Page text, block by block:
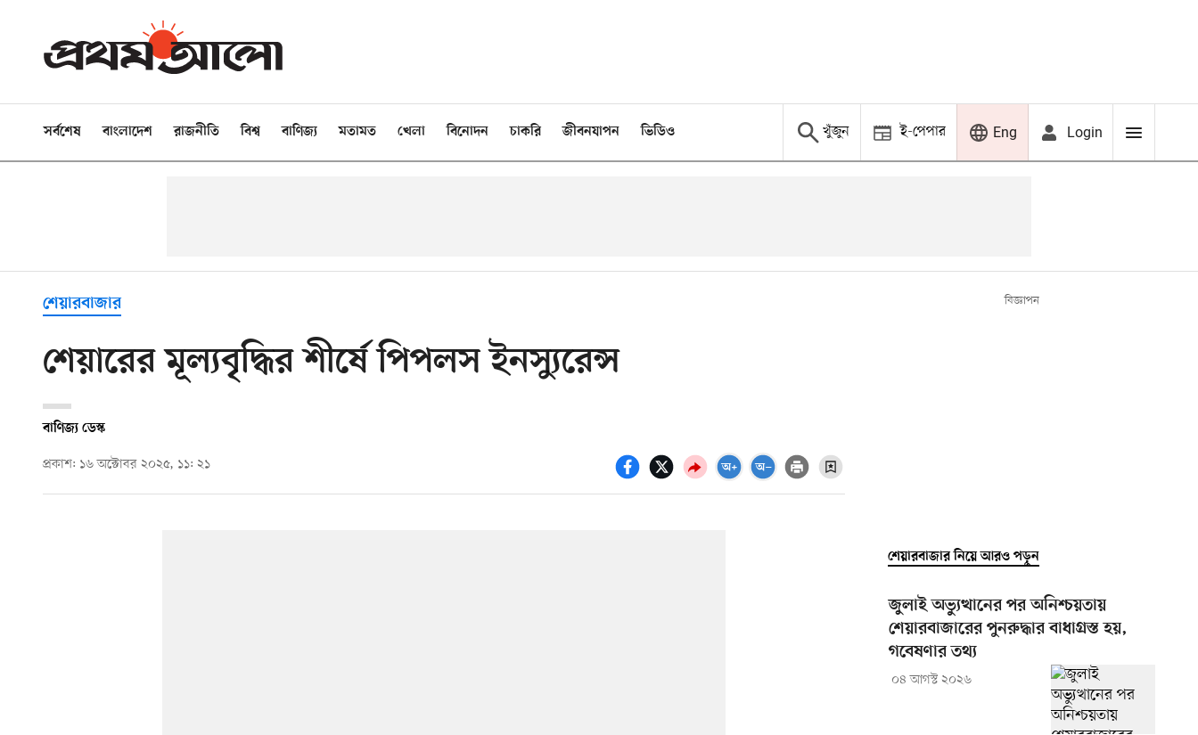
সর্বশেষ বাংলাদেশ রাজনীতি বিশ্ব বাণিজ্য মতামত খেলা বিনোদন চাকরি জীবনযাপন ভিডিও খুঁজুন ই-পেপার Eng Login
শেয়ারবাজার
শেয়ারের মূল্যবৃদ্ধির শীর্ষে পিপলস ইনস্যুরেন্স
বাণিজ্য ডেস্ক
প্রকাশ: ১৬ অক্টোবর ২০২৫, ১১: ২১
শেয়ারবাজার নিয়ে আরও পড়ুন
জুলাই অভ্যুত্থানের পর অনিশ্চয়তায়
শেয়ারবাজারের পুনরুদ্ধার বাধাগ্রস্ত হয়,
গবেষণার তথ্য
০৪ আগস্ট ২০২৬